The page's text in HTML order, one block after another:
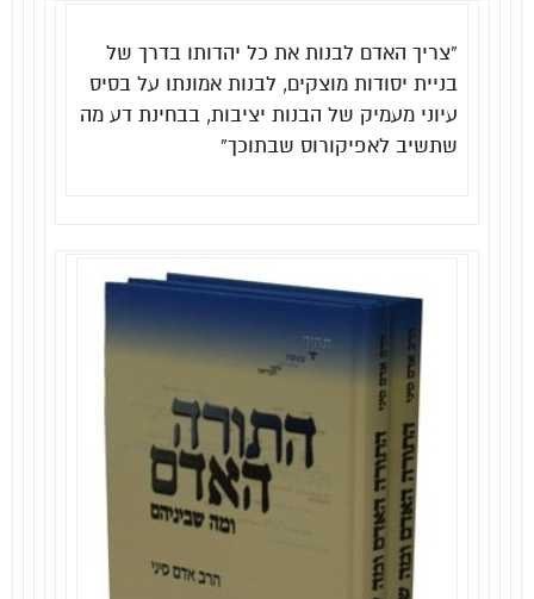
“צריך האדם לבנות את כל יהדותו בדרך של
בניית יסודות מוצקים, לבנות אמונתו על בסיס
עיוני מעמיק של הבנות יציבות, בבחינת דע מה
שתשיב לאפיקורוס שבתוכך“